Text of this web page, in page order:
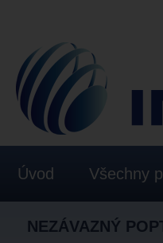
Úvod Všechny
NEZÁVAZNÝ